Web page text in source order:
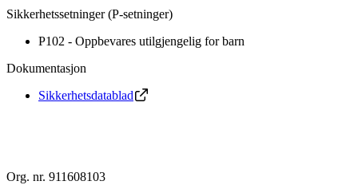
Sikkerhetssetninger (P-setninger)
P102 - Oppbevares utilgjengelig for barn
Dokumentasjon
Sikkerhetsdatablad
Org. nr. 911608103